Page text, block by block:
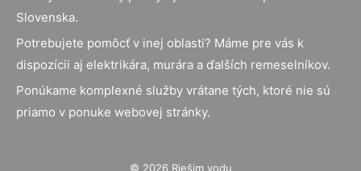
Slovenska.
Potrebujete pomôcť v inej oblasti? Máme pre vás k
dispozícii aj elektrikára, murára a ďalších remeselníkov.
Ponúkame komplexné služby vrátane tých, ktoré nie sú
priamo v ponuke webovej stránky.
© 2026 Riešim vodu